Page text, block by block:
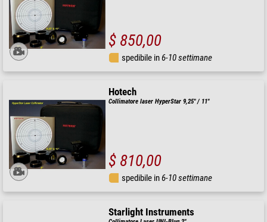
$ 850,00
spedibile in6-10 settimane
Hotech
Collimatore laser HyperStar 9,25" / 11"
$ 810,00
spedibile in6-10 settimane
Starlight Instruments